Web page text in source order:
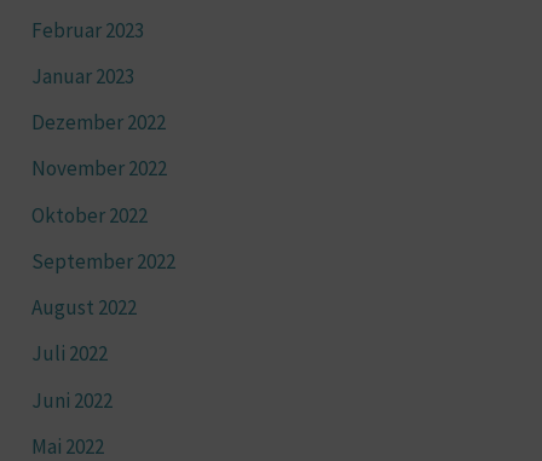
Februar 2023
Januar 2023
Dezember 2022
November 2022
Oktober 2022
September 2022
August 2022
Juli 2022
Juni 2022
Mai 2022